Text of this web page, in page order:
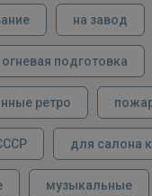
на завод
огневая подготовка
ретро
для салона
музыкальные